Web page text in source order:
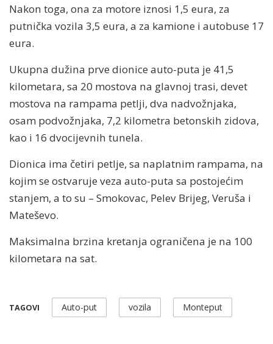
Nakon toga, ona za motore iznosi 1,5 eura, za
putnička vozila 3,5 eura, a za kamione i autobuse 17
eura.
Ukupna dužina prve dionice auto-puta je 41,5
kilometara, sa 20 mostova na glavnoj trasi, devet
mostova na rampama petlji, dva nadvožnjaka,
osam podvožnjaka, 7,2 kilometra betonskih zidova,
kao i 16 dvocijevnih tunela.
Dionica ima četiri petlje, sa naplatnim rampama, na
kojim se ostvaruje veza auto-puta sa postojećim
stanjem, a to su – Smokovac, Pelev Brijeg, Veruša i
Mateševo.
Maksimalna brzina kretanja ograničena je na 100
kilometara na sat.
TAGOVI Auto-put vozila Monteput